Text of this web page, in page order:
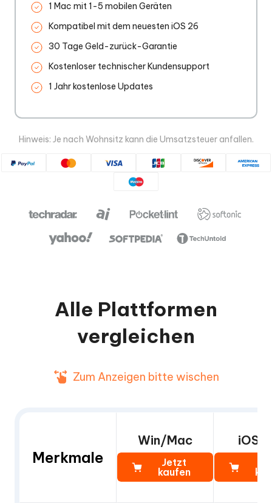
1 Mac mit 1-5 mobilen Geräten
Kompatibel mit dem neuesten iOS 26
30 Tage Geld-zurück-Garantie
Kostenloser technischer Kundensupport
1 Jahr kostenlose Updates
Hinweis: Je nach Wohnsitz kann die Umsatzsteuer anfallen.
Alle Plattformen
vergleichen
Zum Anzeigen bitte wischen
Merkmale
Win/Mac
Jetzt
kaufen
iOS